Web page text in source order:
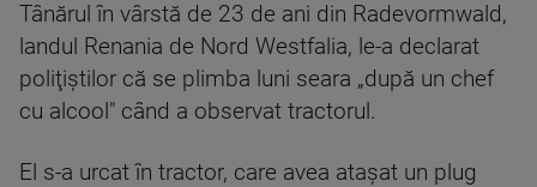
Tânărul în vârstă de 23 de ani din Radevormwald,
landul Renania de Nord Westfalia, le-a declarat
poliţiştilor că se plimba luni seara „după un chef
cu alcool" când a observat tractorul.
El s-a urcat în tractor, care avea ataşat un plug